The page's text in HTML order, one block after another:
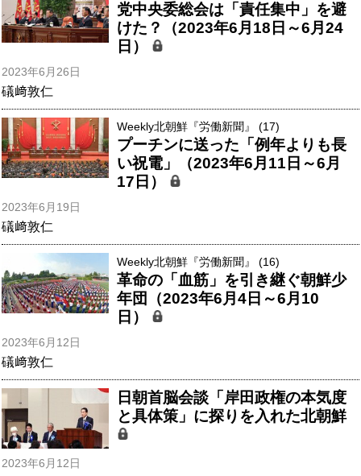
党中央委総会は「責任集中」を避
けた？（2023年6月18日～6月24
日）
2023年6月26日
礒﨑敦仁
Weekly北朝鮮『労働新聞』 (17)
プーチンに送った「例年よりも長
い祝電」（2023年6月11日～6月
17日）
2023年6月19日
礒﨑敦仁
Weekly北朝鮮『労働新聞』 (16)
革命の「血筋」を引き継ぐ朝鮮少
年団（2023年6月4日～6月10
日）
2023年6月12日
礒﨑敦仁
日朝首脳会談「岸田政権の本気度
と具体策」に探りを入れた北朝鮮
2023年6月12日